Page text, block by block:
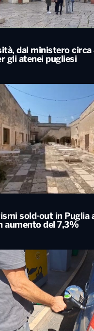
sold-out in Puglia
aumento del 7,3%
la Cgia di
al Sud”